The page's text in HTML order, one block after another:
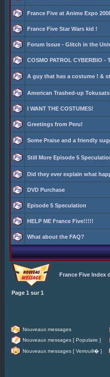
France Five at Anime Expo
France Five Star Wars kid !
Forum Issue - Glitch in the
COSMO PATROL CYBERBIO -
A guy that has a costume ! &
American Trashed-up
I WANT THE COSTUMES!
Greetings from Peru!
Some Praise and a friendly
Still More Episode 5
Did they ever explain what
DVD Purchase
Episode 5 Speculation
HELP ME France Five!!!!!
What about the FAQ?
France Five Index
Page 1 sur 1
Nouveaux messages
Nouveaux messages [ Populaire ]
Nouveaux messages [ Verrouill� ]